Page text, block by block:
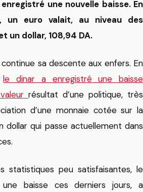
une nouvelle baisse. En
un euro valait, au niveau des
un dollar, 108,94 DA.
sa descente aux enfers. En
le dinar a enregistré une baisse
résultat d’une politique, très
d’une monnaie cotée sur la
dollar qui passe actuellement dans
statistiques peu satisfaisantes, le
baisse ces derniers jours, a